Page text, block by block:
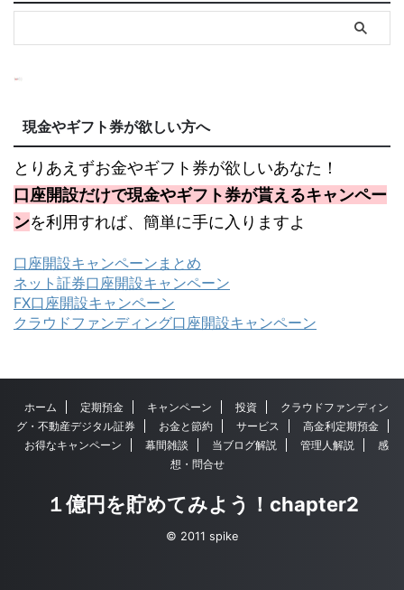
現金やギフト券が欲しい方へ
とりあえずお金やギフト券が欲しいあなた！
口座開設だけで現金やギフト券が貰えるキャンペー
ンを利用すれば、簡単に手に入りますよ
口座開設キャンペーンまとめ
ネット証券口座開設キャンペーン
FX口座開設キャンペーン
クラウドファンディング口座開設キャンペーン
ホーム 定期預金 キャンペーン 投資
クラウドファンディン
グ・不動産デジタル証券
お金と節約 サービス
高金利定期預金
お得なキャンペーン
幕間雑談 当ブログ解説 管理人解説
感
想・問合せ
１億円を貯めてみよう！chapter2
© 2011 spike